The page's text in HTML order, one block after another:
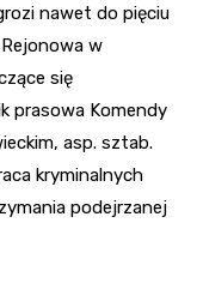
nawet do pięciu
w
się
prasowa Komendy
asp. sztab.
kryminalnych
podejrzanej